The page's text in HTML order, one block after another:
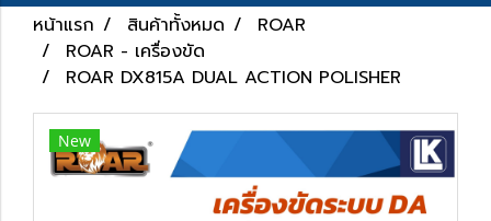
หน้าแรก สินค้าทั้งหมด
ROAR
ROAR - เครื่องขัด
ROAR DX815A DUAL ACTION POLISHER
New